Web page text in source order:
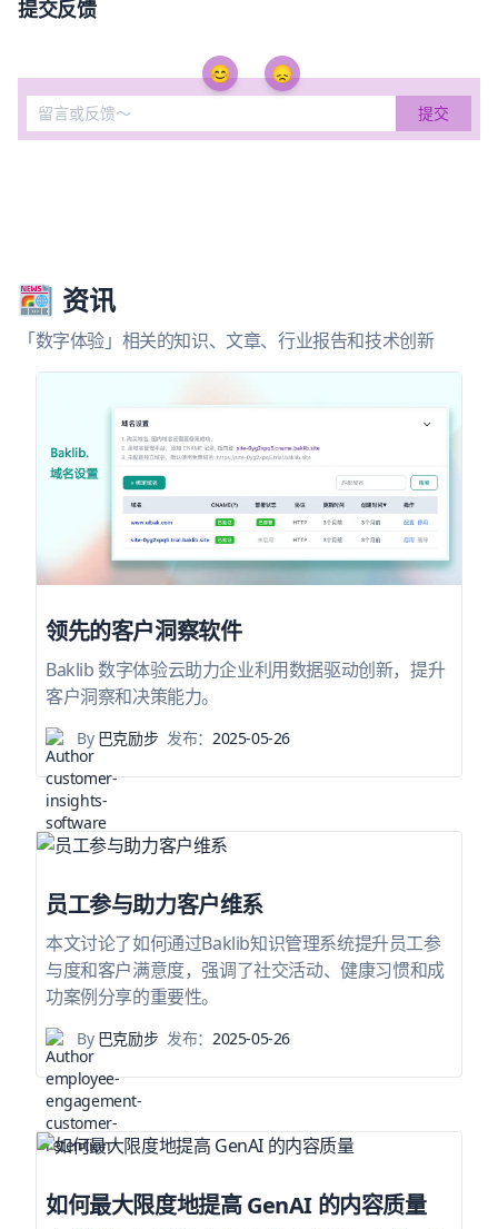
提交反馈
😊 😞
资讯
「数字体验」相关的知识、文章、行业报告和技术创新
领先的客户洞察软件
Baklib 数字体验云助力企业利用数据驱动创新，提升
客户洞察和决策能力。
By巴克励步 发布：2025-05-26
员工参与助力客户维系
本文讨论了如何通过Baklib知识管理系统提升员工参
与度和客户满意度，强调了社交活动、健康习惯和成
功案例分享的重要性。
By巴克励步 发布：2025-05-26
如何最大限度地提高 GenAI 的内容质量